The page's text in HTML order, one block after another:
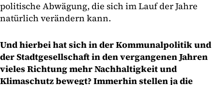
politische Abwägung, die sich im Lauf der Jahre
natürlich verändern kann.
Und hierbei hat sich in der Kommunalpolitik und
der Stadtgesellschaft in den vergangenen Jahren
vieles Richtung mehr Nachhaltigkeit und
Klimaschutz bewegt? Immerhin stellen ja die